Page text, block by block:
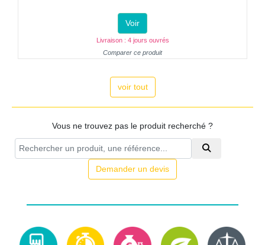
Voir
Livraison : 4 jours ouvrés
Comparer ce produit
voir tout
Vous ne trouvez pas le produit recherché ?
Demander un devis